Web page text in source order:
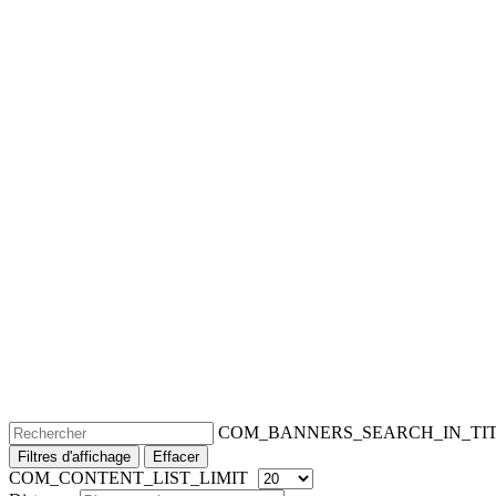
Filtres d'affichage Effacer
COM_CONTENT_LIST_LIMIT